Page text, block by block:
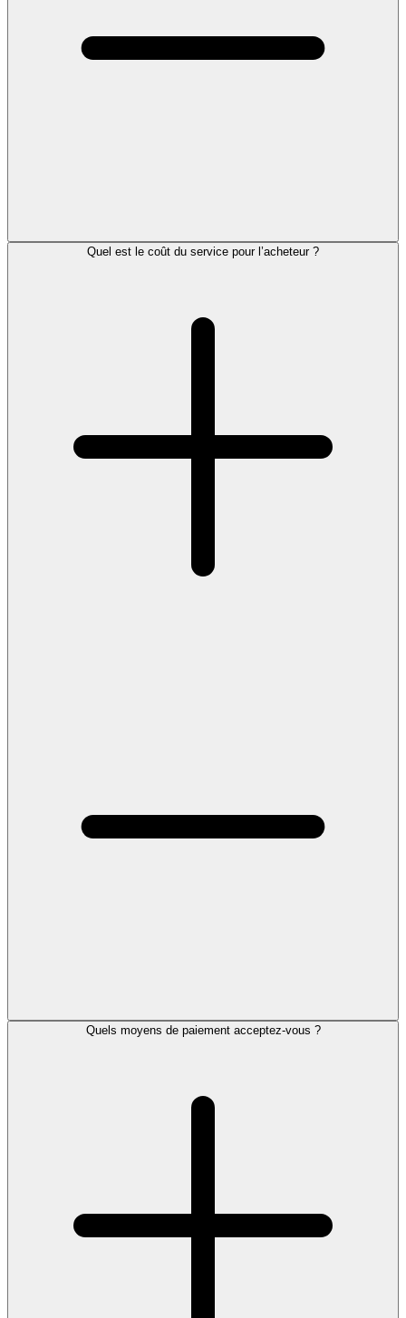
Quel est le coût du service pour l’acheteur ?
Quels moyens de paiement acceptez-vous ?